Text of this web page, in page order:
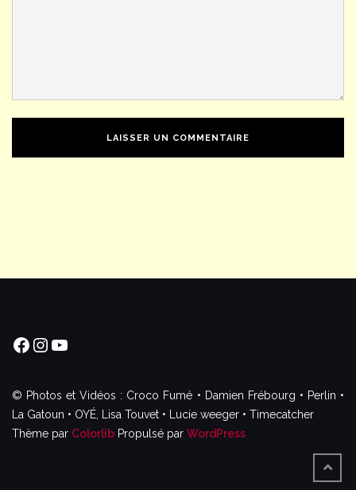
Facebook
Instagram
YouTube
© Photos et Vidéos : Croco Fumé • Damien Frébourg • Perlin •
La Gatoun • OYÉ, Lisa Touvet • Lucie weeger • Timecatcher
Thème par Colorlib Propulsé par WordPress